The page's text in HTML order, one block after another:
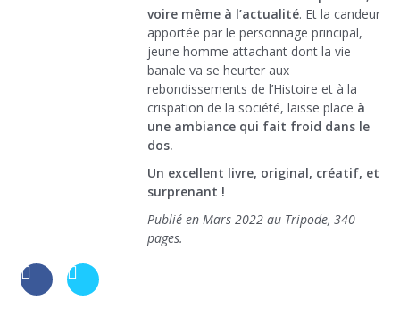
voire même à l’actualité. Et la candeur
apportée par le personnage principal,
jeune homme attachant dont la vie
banale va se heurter aux
rebondissements de l’Histoire et à la
crispation de la société, laisse place à
une ambiance qui fait froid dans le
dos.
Un excellent livre, original, créatif, et
surprenant !
Publié en Mars 2022 au Tripode, 340
pages.